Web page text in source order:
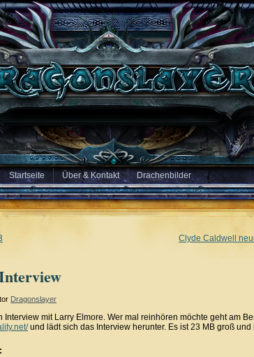
Startseite Über & Kontakt Drachenbilder
Clyde Caldwell
Dragonslayer
Interview mit Larry Elmore. Wer mal reinhören möchte geht am
und lädt sich das Interview herunter. Es ist 23 MB groß und